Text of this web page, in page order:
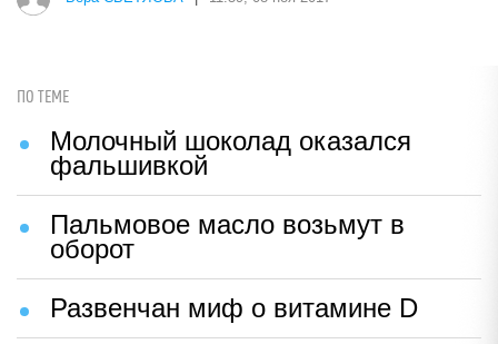
ПО ТЕМЕ
Молочный шоколад оказался
фальшивкой
Пальмовое масло возьмут в
оборот
Развенчан миф о витамине D